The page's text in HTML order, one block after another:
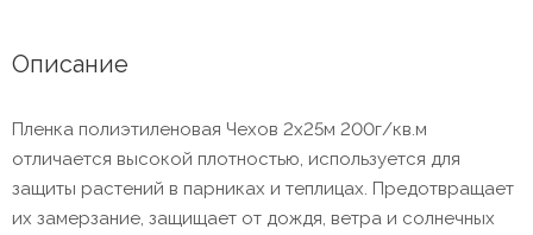
Описание
Пленка полиэтиленовая Чехов 2х25м 200г/кв.м
отличается высокой плотностью, используется для
защиты растений в парниках и теплицах. Предотвращает
их замерзание, защищает от дождя, ветра и солнечных